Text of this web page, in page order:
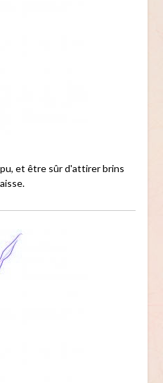
et être sûr d'attirer brins